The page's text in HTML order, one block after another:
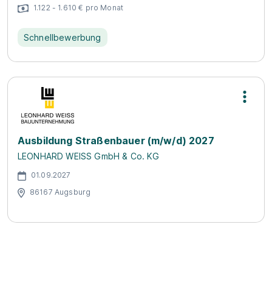
1.122 - 1.610 € pro Monat
Schnellbewerbung
Ausbildung Straßenbauer (m/w/d) 2027
LEONHARD WEISS GmbH & Co. KG
01.09.2027
86167 Augsburg